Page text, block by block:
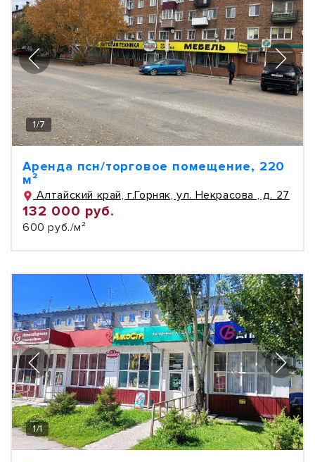
1/7
Аренда псн/торговое помещение, 220
м²
Алтайский край, г.Горняк, ул. Некрасова , д. 27
132 000 руб.
600 руб./м²
1/1